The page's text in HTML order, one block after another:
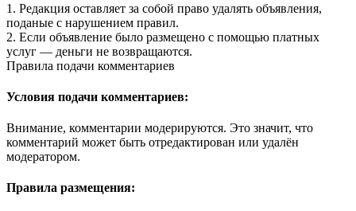
1. Редакция оставляет за собой право удалять объявления,
поданые с нарушением правил.
2. Если объявление было размещено с помощью платных
услуг — деньги не возвращаются.
Правила подачи комментариев
Условия подачи комментариев:
Внимание, комментарии модерируются. Это значит, что
комментарий может быть отредактирован или удалён
модератором.
Правила размещения: